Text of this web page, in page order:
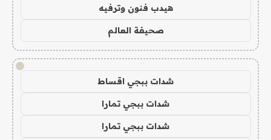
هيدب فنون وترفيه
صحيفة العالم
!
شدات ببجي اقساط
شدات ببجي تمارا
شدات ببجي تمارا